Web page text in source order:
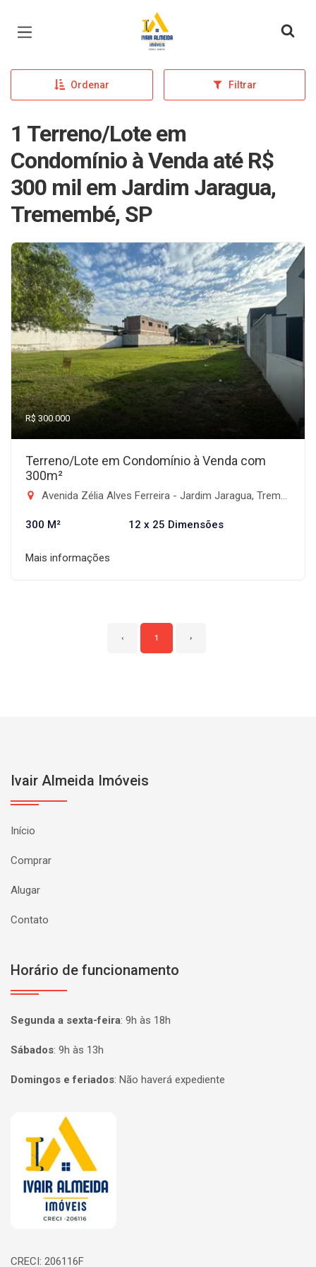
Página inicial
Ordenar Filtrar
1 Terreno/Lote em
Condomínio à Venda até R$
300 mil em Jardim Jaragua,
Tremembé, SP
R$ 300.000
Terreno/Lote em Condomínio à Venda com
300m²
Avenida Zélia Alves Ferreira - Jardim Jaragua, Tremembé-SP
300 M² 12 x 25 Dimensões
Mais informações
‹ 1 ›
Ivair Almeida Imóveis
Início
Comprar
Alugar
Contato
Horário de funcionamento
Segunda a sexta-feira: 9h às 18h
Sábados: 9h às 13h
Domingos e feriados: Não haverá expediente
Página inicial
CRECI: 206116F